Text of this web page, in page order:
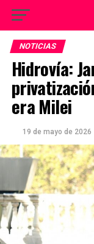
NOTICIAS
Hidrovía:
era Milei
19 de mayo de 2026